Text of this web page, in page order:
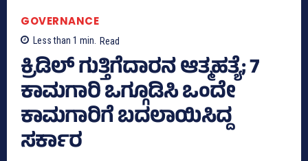
GOVERNANCE
Less than 1 min. Read
ಕ್ರಿಡಿಲ್‌ ಗುತ್ತಿಗೆದಾರನ ಆತ್ಮಹತ್ಯೆ; 7
ಕಾಮಗಾರಿ ಒಗ್ಗೂಡಿಸಿ ಒಂದೇ
ಕಾಮಗಾರಿಗೆ ಬದಲಾಯಿಸಿದ್ದ
ಸರ್ಕಾರ